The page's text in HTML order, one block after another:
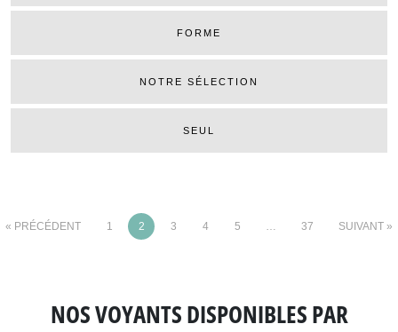
FORME
NOTRE SÉLECTION
SEUL
« PRÉCÉDENT 1 2 3 4 5 … 37 SUIVANT »
NOS VOYANTS DISPONIBLESPAR